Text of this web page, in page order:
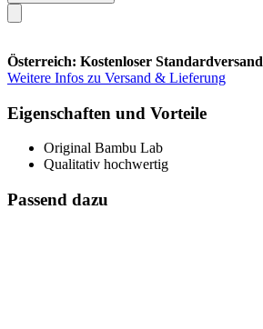
Österreich: Kostenloser Standardversand
Weitere Infos zu Versand & Lieferung
Eigenschaften und Vorteile
Original Bambu Lab
Qualitativ hochwertig
Passend dazu